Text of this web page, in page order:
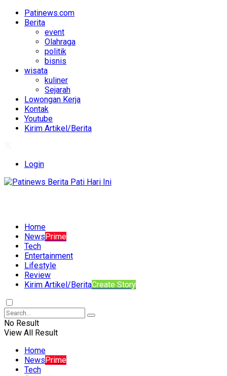
Patinews.com
Berita
event
Olahraga
politik
bisnis
wisata
kuliner
Sejarah
Lowongan Kerja
Kontak
Youtube
Kirim Artikel/Berita
Login
Home
NewsPrime
Tech
Entertainment
Lifestyle
Review
Kirim Artikel/BeritaCreate Story
No Result
View All Result
Home
NewsPrime
Tech